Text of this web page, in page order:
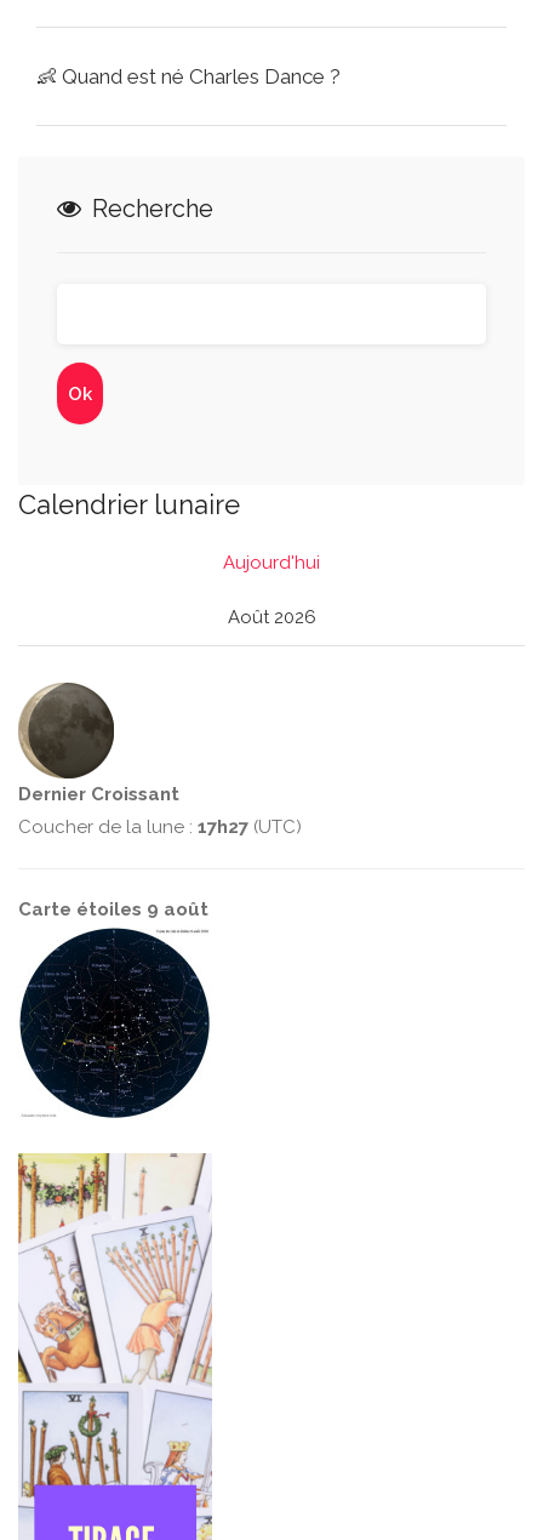
👶 Quand est né Charles Dance ?
Recherche
Calendrier lunaire
Aujourd'hui
Août 2026
Dernier Croissant
Coucher de la lune : 17h27 (UTC)
Carte étoiles 9 août